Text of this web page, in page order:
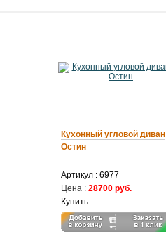
Кухонный угловой диван
Остин
Артикул : 6977
Цена : 28700 руб.
Купить :